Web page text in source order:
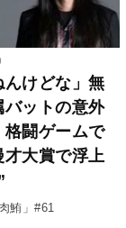
んけどな」無
バットの意外
闘ゲームで
大賞で浮上
鮪」#61